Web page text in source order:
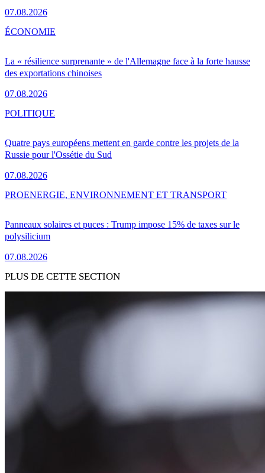
07.08.2026
La « résilience surprenante » de l'Allemagne face à la forte hausse
des exportations chinoises
07.08.2026
ÉCONOMIE
Quatre pays européens mettent en garde contre les projets de la
Russie pour l'Ossétie du Sud
07.08.2026
POLITIQUE
Panneaux solaires et puces : Trump impose 15% de taxes sur le
polysilicium
07.08.2026
PROENERGIE, ENVIRONNEMENT ET TRANSPORT
PLUS DE CETTE SECTION